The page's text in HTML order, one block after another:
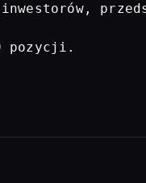
pozycji.